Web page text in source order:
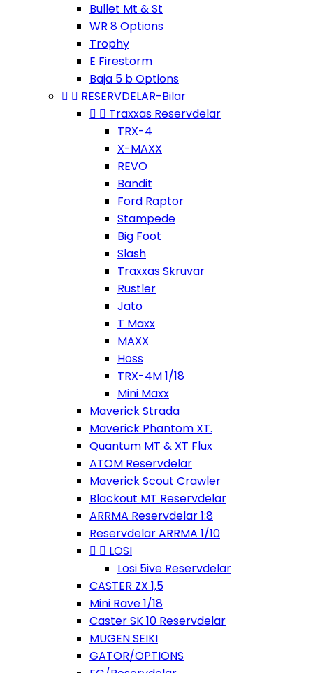
Bullet Mt & St
WR 8 Options
Trophy
E Firestorm
Baja 5 b Options
  RESERVDELAR-Bilar
  Traxxas Reservdelar
TRX-4
X-MAXX
REVO
Bandit
Ford Raptor
Stampede
Big Foot
Slash
Traxxas Skruvar
Rustler
Jato
T Maxx
MAXX
Hoss
TRX-4M 1/18
Mini Maxx
Maverick Strada
Maverick Phantom XT.
Quantum MT & XT Flux
ATOM Reservdelar
Maverick Scout Crawler
Blackout MT Reservdelar
ARRMA Reservdelar 1:8
Reservdelar ARRMA 1/10
  LOSI
Losi 5ive Reservdelar
CASTER ZX 1,5
Mini Rave 1/18
Caster SK 10 Reservdelar
MUGEN SEIKI
GATOR/OPTIONS